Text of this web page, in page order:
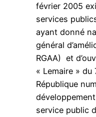
février 2005
services
ayant donné
général
RGAA) et
« Lemaire »
République
service public